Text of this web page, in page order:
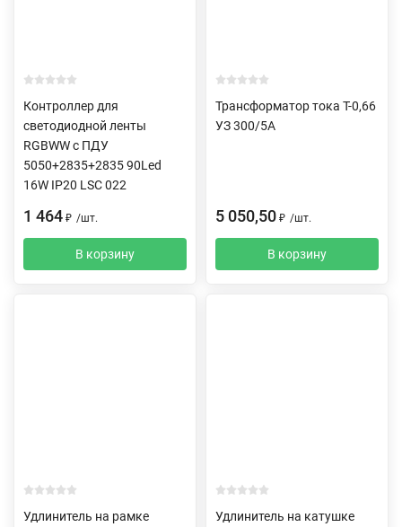
Контроллер для
светодиодной ленты
RGBWW c ПДУ
5050+2835+2835 90Led
16W IP20 LSC 022
1 464 ₽ /шт.
В корзину
Трансформатор тока Т-0,66
УЗ 300/5А
5 050,50 ₽ /шт.
В корзину
Удлинитель на рамке
Удлинитель на катушке